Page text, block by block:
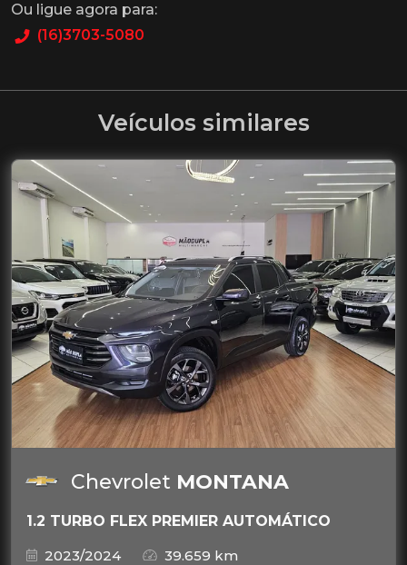
Ou ligue agora para:
(16)3703-5080
Veículos similares
Chevrolet MONTANA
1.2 TURBO FLEX PREMIER AUTOMÁTICO
2023/2024
39.659 km